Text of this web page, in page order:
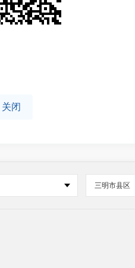
关闭
三明市县区